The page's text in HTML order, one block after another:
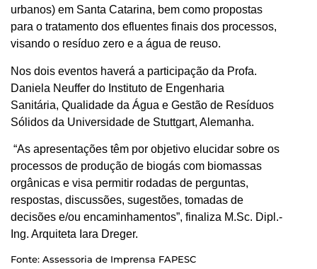
urbanos) em Santa Catarina, bem como propostas
para o tratamento dos efluentes finais dos processos,
visando o resíduo zero e a água de reuso.
Nos dois eventos haverá a participação da Profa.
Daniela Neuffer do Instituto de Engenharia
Sanitária, Qualidade da Água e Gestão de Resíduos
Sólidos da Universidade de Stuttgart, Alemanha.
“As apresentações têm por objetivo elucidar sobre os
processos de produção de biogás com biomassas
orgânicas e visa permitir rodadas de perguntas,
respostas, discussões, sugestões, tomadas de
decisões e/ou encaminhamentos”, finaliza M.Sc. Dipl.-
Ing. Arquiteta Iara Dreger.
Fonte: Assessoria de Imprensa FAPESC